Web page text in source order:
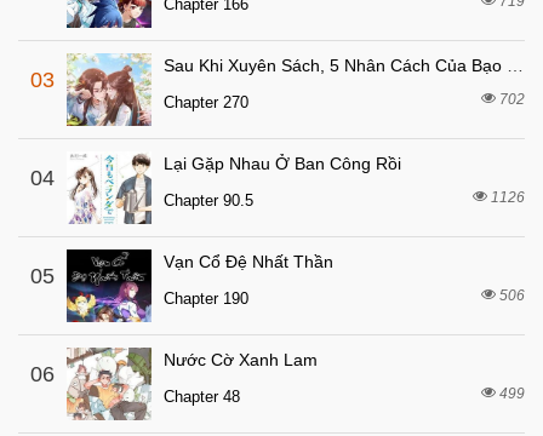
Chapter 74
Chapter 73
Chapter 72
Chapter 71 2 tháng trước
Chapter 70 2 tháng trước
Chapter 69
Chapter 68 2 tháng trước
Chapter 67
Chapter 66 2 tháng trước
Chapter 65
Chapter 64
Chapter 166
03
Chapter 270 702
04
Lại Gặp Nhau Ở Ban Công Rồi
Chapter 90.5 1126
05
Vạn Cổ Đệ Nhất Thần
Chapter 190 506
06
Nước Cờ Xanh Lam
Chapter 48 499